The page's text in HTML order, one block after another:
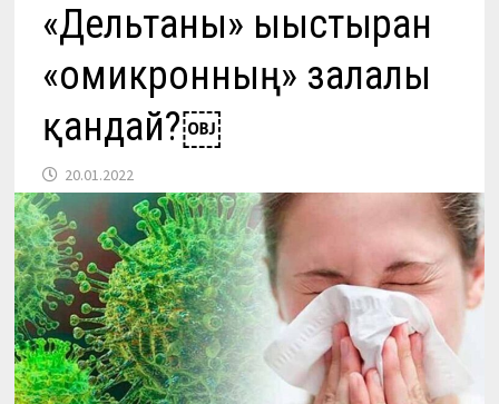
«Дельтаны» ығыстырған
«омикронның» залалы
қандай?￼
20.01.2022